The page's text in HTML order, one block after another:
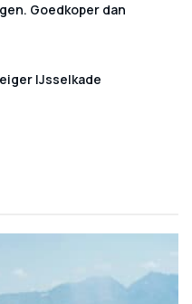
Goedkoper dan
IJsselkade